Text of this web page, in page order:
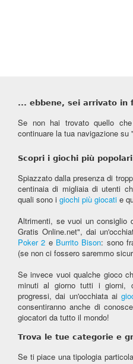
... ebbene, sei arrivato in
Se non hai trovato quello
continuare la tua navigazione
Scopri i giochi più
Spiazzato dalla presenza di
centinaia di migliaia di utenti
quali sono i giochi più giocati e
Altrimenti, se vuoi un consiglio
Gratis Online.net", dai
Poker 2 e Burrito Bison: sono
(se non ci fossero saremmo
Se invece vuoi qualche gioco
minuti al giorno tutti i giorni,
progressi, dai un'occhiata ai
consentiranno anche di
giocatori da tutto il mondo!
Trova le tue categorie e
Se ti piace una tipologia